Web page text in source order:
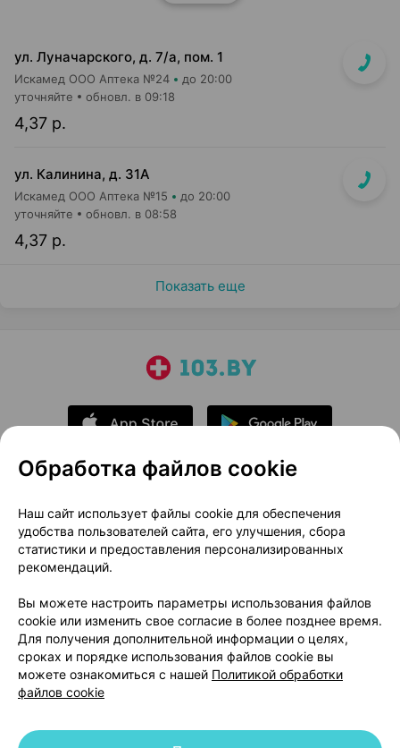
ул. Луначарского, д. 7/а, пом. 1
Искамед ООО Аптека №24 до 20:00
4,37 р.
уточняйте обновл. в 09:18
ул. Калинина, д. 31А
Искамед ООО Аптека №15 до 20:00
4,37 р.
уточняйте обновл. в 08:58
Показать еще
О проекте
Новости проекта
Размещение рекламы
Медицинский маркетинг
Публичный договор
Доставка
Способы оплаты
Вакансии
Партнеры
Написать руководителю 103.by
Написать в поддержку
Персональные настройки Cookie
Обработка файлов cookie
Наш сайт использует файлы cookie для обеспечения
удобства пользователей сайта, его улучшения, сбора
статистики и предоставления персонализированных
рекомендаций.
Вы можете настроить параметры использования файлов
cookie или изменить свое согласие в более позднее время.
Для получения дополнительной информации о целях,
сроках и порядке использования файлов cookie вы
можете ознакомиться с нашей Политикой обработки
файлов cookie